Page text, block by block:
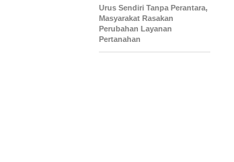
Urus Sendiri Tanpa Perantara,
Masyarakat Rasakan
Perubahan Layanan
Pertanahan